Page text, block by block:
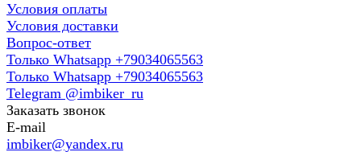
Условия оплаты
Условия доставки
Вопрос-ответ
Только Whatsapp +79034065563
Только Whatsapp +79034065563
Telegram @imbiker_ru
Заказать звонок
E-mail
imbiker@yandex.ru